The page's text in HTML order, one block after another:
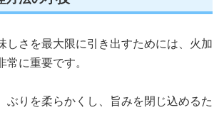
しさを最大限に引き出すためには、火加
常に重要です。
ぶりを柔らかくし、旨みを閉じ込めるた